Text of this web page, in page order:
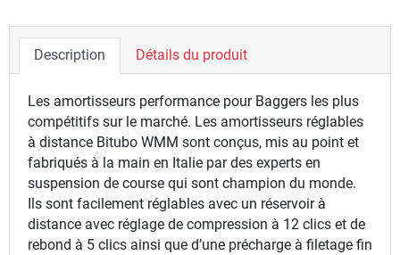
Description Détails du produit
Les amortisseurs performance pour Baggers les plus
compétitifs sur le marché. Les amortisseurs réglables
à distance Bitubo WMM sont conçus, mis au point et
fabriqués à la main en Italie par des experts en
suspension de course qui sont champion du monde.
Ils sont facilement réglables avec un réservoir à
distance avec réglage de compression à 12 clics et de
rebond à 5 clics ainsi que d’une précharge à filetage fin